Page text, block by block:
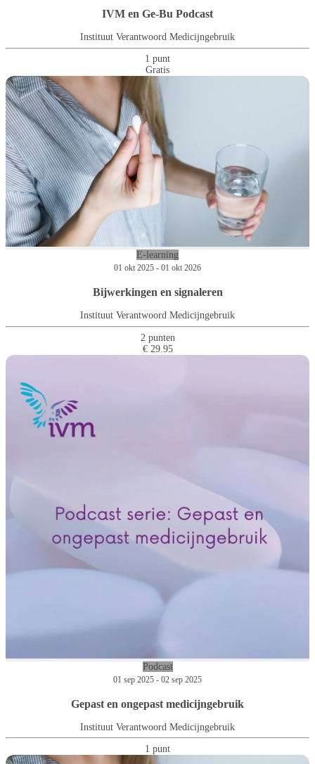
IVM en Ge-Bu Podcast
Instituut Verantwoord Medicijngebruik
1 punt
Gratis
E-learning
01 okt 2025 - 01 okt 2026
Bijwerkingen en signaleren
Instituut Verantwoord Medicijngebruik
2 punten
€ 29.95
Podcast
01 sep 2025 - 02 sep 2025
Gepast en ongepast medicijngebruik
Instituut Verantwoord Medicijngebruik
1 punt